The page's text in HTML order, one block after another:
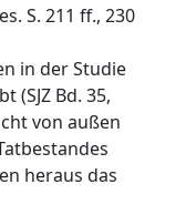
S. 211 ff., 230
in der Studie
(SJZ Bd. 35,
von außen
heraus das